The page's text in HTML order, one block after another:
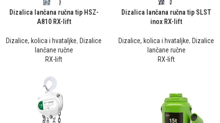
Dizalica lančana ručna tip HSZ-
A810 RX-lift
Dizalice, kolica i hvataljke, Dizalice
lančane ručne
RX-lift
Dizalica lančana ručna tip SLST
inox RX-lift
Dizalice, kolica i hvataljke, Dizalice
lančane ručne
RX-lift